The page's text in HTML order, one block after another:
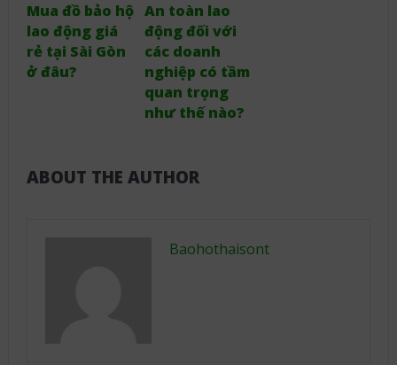
Mua đồ bảo hộ
lao động giá
rẻ tại Sài Gòn
ở đâu?
An toàn lao
động đối với
các doanh
nghiệp có tầm
quan trọng
như thế nào?
ABOUT THE AUTHOR
Baohothaisont